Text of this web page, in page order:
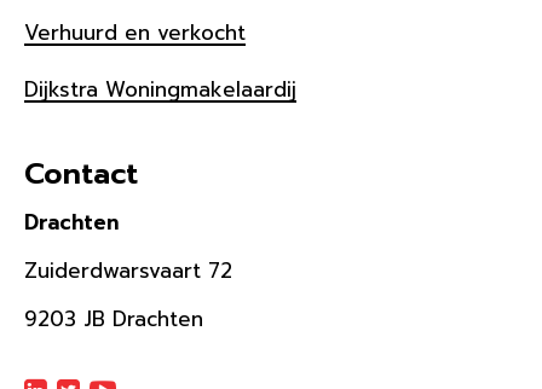
Verhuurd en verkocht
Dijkstra Woningmakelaardij
Contact
Drachten
Zuiderdwarsvaart 72
9203 JB Drachten